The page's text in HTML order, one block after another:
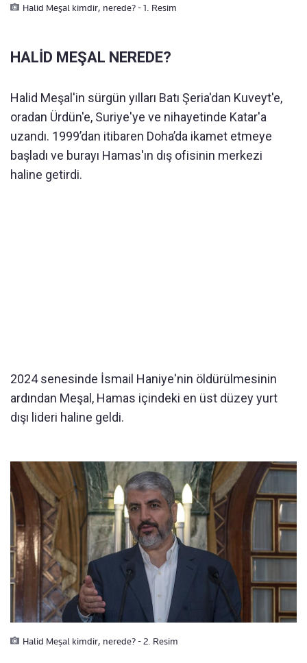
Halid Meşal kimdir, nerede? - 1. Resim
HALİD MEŞAL NEREDE?
Halid Meşal'in sürgün yılları Batı Şeria'dan Kuveyt'e,
oradan Ürdün'e, Suriye'ye ve nihayetinde Katar'a
uzandı. 1999’dan itibaren Doha’da ikamet etmeye
başladı ve burayı Hamas'ın dış ofisinin merkezi
haline getirdi.
2024 senesinde İsmail Haniye'nin öldürülmesinin
ardından Meşal, Hamas içindeki en üst düzey yurt
dışı lideri haline geldi.
Halid Meşal kimdir, nerede? - 2. Resim